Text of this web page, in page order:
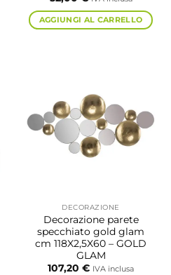
AGGIUNGI AL CARRELLO
DECORAZIONE
Decorazione parete
specchiato gold glam
cm 118X2,5X60 – GOLD
GLAM
107,20 € IVA inclusa